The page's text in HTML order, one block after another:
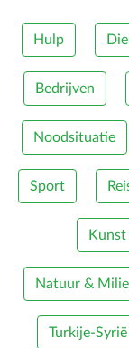
Hulp
Bedrijven
Noodsituatie
Sport
Natuur &
Turkije-Syrië